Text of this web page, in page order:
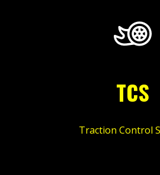
TCS
Traction Control